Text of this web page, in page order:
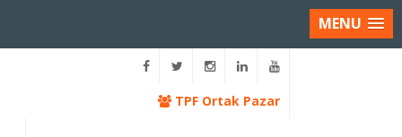
MENU
TPF Ortak Pazar